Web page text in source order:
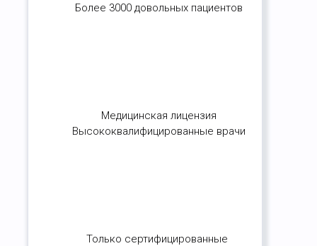
Более 3000 довольных пациентов
Медицинская лицензия
Высококвалифицированные врачи
Только сертифицированные